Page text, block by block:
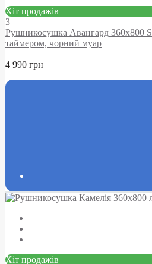
Хіт продажів
3
Рушникосушка Авангард 360х800
таймером, чорний муар
4 990 грн
Хіт продажів